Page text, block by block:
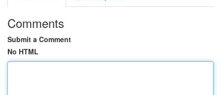
Comments
Submit a Comment
No HTML